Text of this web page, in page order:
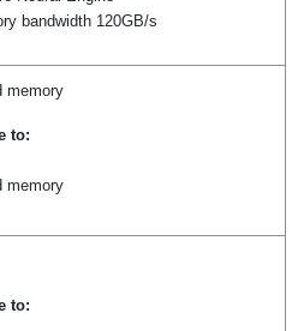
bandwidth 120GB/s
memory
to:
memory
to: